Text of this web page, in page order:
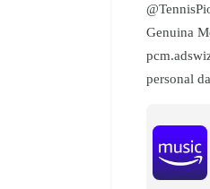
Genuina
personal